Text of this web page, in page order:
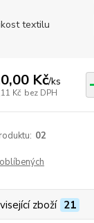
textilu
Kč/ks
Kč bez DPH
02
zboží 21